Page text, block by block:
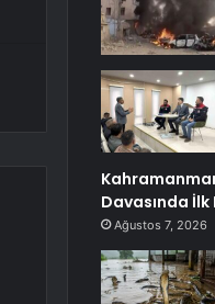
Davasında İlk
Ağustos 7, 2026